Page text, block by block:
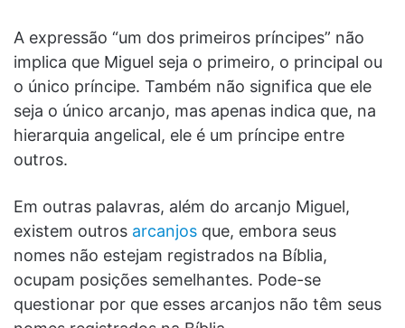
A expressão “um dos primeiros príncipes” não
implica que Miguel seja o primeiro, o principal ou
o único príncipe. Também não significa que ele
seja o único arcanjo, mas apenas indica que, na
hierarquia angelical, ele é um príncipe entre
outros.
Em outras palavras, além do arcanjo Miguel,
existem outros arcanjos que, embora seus
nomes não estejam registrados na Bíblia,
ocupam posições semelhantes. Pode-se
questionar por que esses arcanjos não têm seus